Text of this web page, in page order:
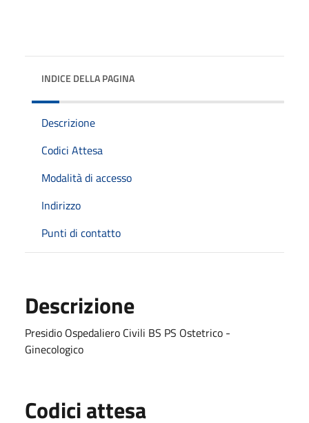
INDICE DELLA PAGINA
Descrizione
Codici Attesa
Modalità di accesso
Indirizzo
Punti di contatto
Descrizione
Presidio Ospedaliero Civili BS PS Ostetrico -
Ginecologico
Codici attesa